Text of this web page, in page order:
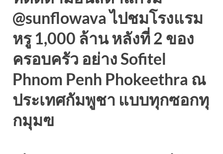
@sunflowava ไปชมโรงแรม
หรู 1,000 ล้าน หลังที่ 2 ของ
ครอบครัว อย่าง Sofitel
Phnom Penh Phokeethra ณ
ประเทศกัมพูชา แบบทุกซอกทุ
กมุมฃ